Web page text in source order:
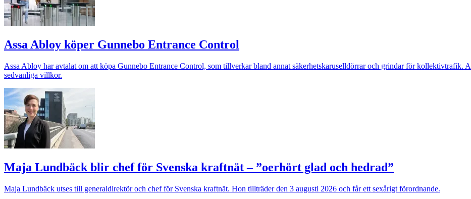
Assa Abloy köper Gunnebo Entrance Control
Assa Abloy har avtalat om att köpa Gunnebo Entrance Control, som tillverkar bland annat säkerhetskaruselldörrar och grindar för kollektivtrafik.
sedvanliga villkor.
Maja Lundbäck blir chef för Svenska kraftnät – ”oerhört glad och hedrad”
Maja Lundbäck utses till generaldirektör och chef för Svenska kraftnät. Hon tillträder den 3 augusti 2026 och får ett sexårigt förordnande.